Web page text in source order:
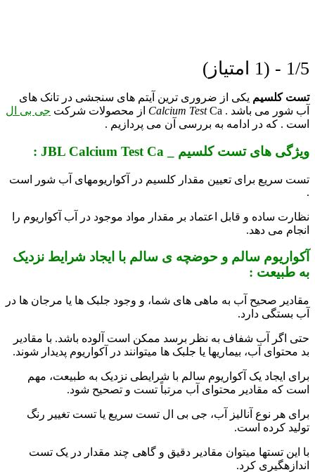
1/5 - (1 امتیاز)
تست کلسیم یکی از ضروری ترین آیتم های سنجشی در تانک های
آب شور می باشد .
Calcium TestCa از محصولات شرکت
جی بی ال
است . که در ادامه به بررسی آن می پردازیم .
ویژگی های تست کلسیم _ JBL Calcium Test Ca :
تست سریع برای تعیین مقدار کلسیم در آکواریوم­های آب شور است
.
نظارت ساده و قابل اعتماد بر مقدار مواد موجود در آب آکواریوم را
انجام می دهد.
آکواریوم سالم و حوضچه ی سالم با ایجاد شرایط نزدیک
به طبیعت :
مقادیر صحیح آب به ماهی­ های شما، و وجود جلبک ­ها یا مرجان­ ها در
آب بستگی دارد.
حتی اگر آب شفاف به نظر برسد ممکن است آلوده باشد. با مقادیر
بد محتوای آب، بیماری­ها یا جلبک­ ها می­توانند در آکواریوم پدیدار شوند.
برای ایجاد یک آکواریوم سالم با شرایطی نزدیک به طبیعت، مهم
است که مقادیر محتوای آب مرتباً تست و تصحیح شود.
برای هر نوع آنالیز آب، جی بی ال تست سریع یا تست تغییر رنگ
تولید کرده است.
با این تست­ها می­توان مقادیر دقیق و گاهی چند مقدار در یک تست
اندازه­گیری کرد.